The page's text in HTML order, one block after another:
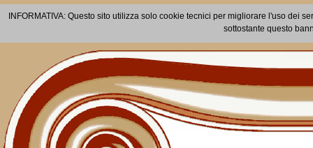
INFORMATIVA: Questo sito utilizza solo cookie tecnici per migliorare l'uso dei
sottostante questo